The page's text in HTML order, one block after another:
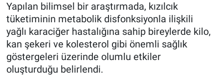
Yapılan bilimsel bir araştırmada, kızılcık
tüketiminin metabolik disfonksiyonla ilişkili
yağlı karaciğer hastalığına sahip bireylerde kilo,
kan şekeri ve kolesterol gibi önemli sağlık
göstergeleri üzerinde olumlu etkiler
oluşturduğu belirlendi.